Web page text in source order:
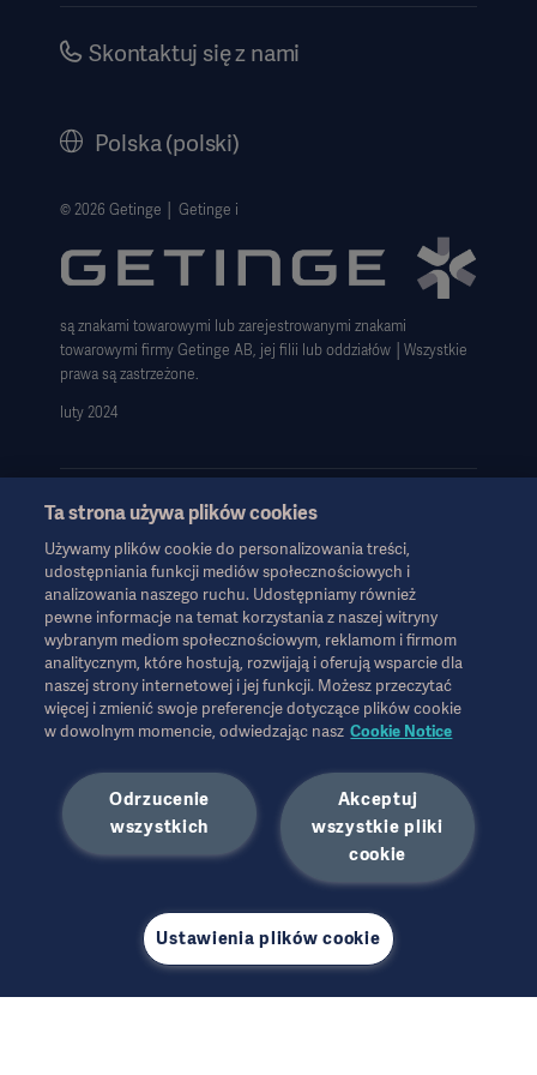
Dyrektywa o ochronie sygnalistów
Kariera
Polityka prywatności strony internetowej
Zastrzeżenie dotyczące korzystania z witryny
Informacja o plikach cookie
Deklaracja zgodności z GDPR
Strategia podatkowa 2023
Skontaktuj się z nami
Polska (polski)
© 2026 Getinge │ Getinge i
są znakami towarowymi lub zarejestrowanymi znakami
towarowymi firmy Getinge AB, jej filii lub oddziałów │Wszystkie
prawa są zastrzeżone.
luty 2024
Informacje te są przeznaczone wyłącznie dla pracowników służby
zdrowia lub innych profesjonalnych odbiorców i mają charakter
wyłącznie informacyjny, nie są wyczerpujące i dlatego nie należy
ich traktować jako zamiennika instrukcji obsługi, instrukcji
serwisowej lub porady lekarskiej. Firma Getinge nie ponosi
odpowiedzialności za jakiekolwiek działania lub zaniechania
jakiejkolwiek strony oparte na tych materiałach, a poleganie na
nich odbywa się wyłącznie na ryzyko użytkownika.
dostępne lub dozwolone w danym kraju. Informacji nie wolno
kopiować ani wykorzystywać, w całości lub w części, bez
pisemnej zgody firmy Getinge.
Informacje te są przeznaczone dla międzynarodowej
rozmówcy i nie muszą odzwierciedlać ani reprezentować
poglądów firmy Getinge
Ta strona używa plików cookies
Używamy plików cookie do personalizowania treści,
udostępniania funkcji mediów społecznościowych i
analizowania naszego ruchu. Udostępniamy również
pewne informacje na temat korzystania z naszej witryny
wybranym mediom społecznościowym, reklamom i firmom
analitycznym, które hostują, rozwijają i oferują wsparcie dla
naszej strony internetowej i jej funkcji. Możesz przeczytać
więcej i zmienić swoje preferencje dotyczące plików cookie
w dowolnym momencie, odwiedzając nasz Cookie Notice
Akceptuj
wszystkie pliki
cookie
Odrzucenie
wszystkich
Ustawienia plików cookie